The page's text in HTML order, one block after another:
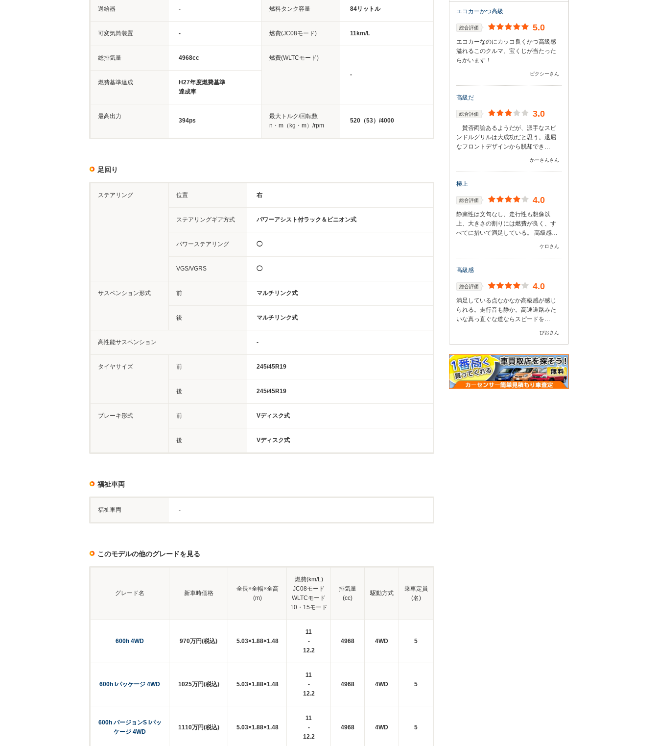
過給器 - 燃料タンク容量 84リットル
可変気筒装置 - 燃費(JC08モード) 11km/L
総排気量 4968cc 燃費(WLTCモード)
-
燃費基準達成
H27年度燃費基準
達成車
最高出力
394ps
最大トルク/回転数
n・m（kg・m）/rpm
520（53）/4000
足回り
ステアリング 位置 右
ステアリングギア方式 パワーアシスト付ラック＆ピニオン式
パワーステアリング ◯
VGS/VGRS ◯
サスペンション形式 前 マルチリンク式
後 マルチリンク式
高性能サスペンション -
タイヤサイズ 前 245/45R19
後 245/45R19
ブレーキ形式 前 Vディスク式
後 Vディスク式
福祉車両
福祉車両 -
このモデルの他のグレードを見る
グレード名 新車時価格
全長×全幅×全高
(m)
燃費(km/L)
JC08モード
WLTCモード
10・15モード
排気量
(cc)
駆動方式
乗車定員
(名)
600h 4WD 970万円(税込) 5.03×1.88×1.48
11
-
12.2
4968 4WD 5
600h Iパッケージ 4WD 1025万円(税込) 5.03×1.88×1.48
11
-
12.2
4968 4WD 5
600h バージョンS Iパッ
ケージ 4WD
1110万円(税込) 5.03×1.88×1.48
11
-
12.2
4968 4WD 5
エコカーかつ高級
総合評価 5.0
エコカーなのにカッコ良くかつ高級感
溢れるこのクルマ、宝くじが当たった
らかいます！
ピクシーさん
高級だ
総合評価 3.0
賛否両論あるようだが、派手なスピ
ンドルグリルは大成功だと思う。退屈
なフロントデザインから脱却でき…
かーさんさん
極上
総合評価 4.0
静粛性は文句なし、走行性も想像以
上、大きさの割りには燃費が良く、す
べてに措いて満足している。 高級感…
ケロさん
高級感
総合評価 4.0
満足している点なかなか高級感が感じ
られる。走行音も静か。高速道路みた
いな真っ直ぐな道ならスピードを…
ぴおさん